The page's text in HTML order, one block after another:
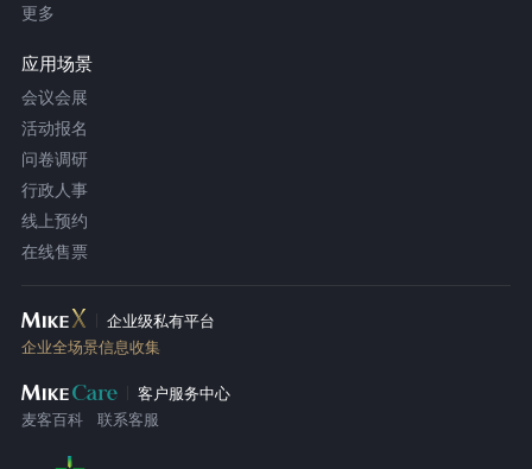
更多
应用场景
会议会展
活动报名
问卷调研
行政人事
线上预约
在线售票
企业级私有平台
企业全场景信息收集
客户服务中心
麦客百科
联系客服